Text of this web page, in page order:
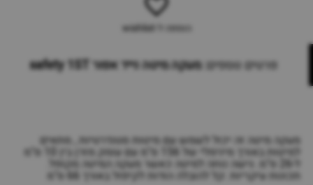
הוספה ל-wishlist
פרטים נוספים:מעקה מיטה נייד אפור safety 1ST
מעקה מיטה זה יכול לשמש עם מיטות סטנדרטיות , מתאים
למיטות באורך מינימלי של 156 ס"מ עם עומק מזרן בין 10 ס"מ
ל-26 ס"מ. גישה נוחה למיטה כאשר מעקה המיטה מקופל.
תכונות עיקריות :קל להובלה הודות לקיפול באורך 66 ס"מ